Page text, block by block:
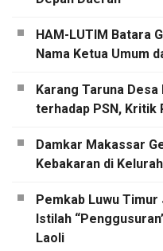
HAM-LUTIM Batara
Nama Ketua Umum
Karang Taruna Desa
terhadap PSN, Kritik
Damkar Makassar
Kebakaran di
Pemkab Luwu
Istilah
Laoli